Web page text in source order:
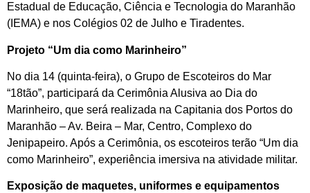
Estadual de Educação, Ciência e Tecnologia do Maranhão
(IEMA) e nos Colégios 02 de Julho e Tiradentes.
Projeto “Um dia como Marinheiro”
No dia 14 (quinta-feira), o Grupo de Escoteiros do Mar
“18tão”, participará da Cerimônia Alusiva ao Dia do
Marinheiro, que será realizada na Capitania dos Portos do
Maranhão – Av. Beira – Mar, Centro, Complexo do
Jenipapeiro. Após a Cerimônia, os escoteiros terão “Um dia
como Marinheiro”, experiência imersiva na atividade militar.
Exposição de maquetes, uniformes e equipamentos